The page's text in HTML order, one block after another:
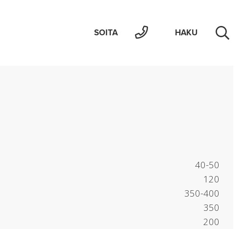
HAKU
SOITA
40-50
120
350-400
350
200